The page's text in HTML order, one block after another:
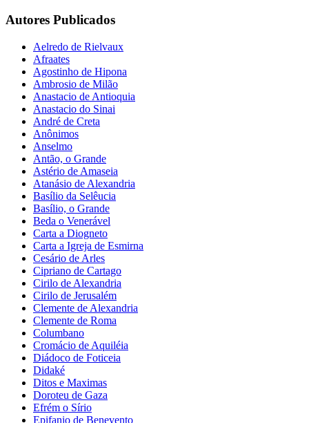
Autores Publicados
Aelredo de Rielvaux
Afraates
Agostinho de Hipona
Ambrosio de Milão
Anastacio de Antioquia
Anastacio do Sinai
André de Creta
Anônimos
Anselmo
Antão, o Grande
Astério de Amaseia
Atanásio de Alexandria
Basílio da Selêucia
Basílio, o Grande
Beda o Venerável
Carta a Diogneto
Carta a Igreja de Esmirna
Cesário de Arles
Cipriano de Cartago
Cirilo de Alexandria
Cirilo de Jerusalém
Clemente de Alexandria
Clemente de Roma
Columbano
Cromácio de Aquiléia
Diádoco de Foticeia
Didaké
Ditos e Maximas
Doroteu de Gaza
Efrém o Sírio
Epifanio de Benevento